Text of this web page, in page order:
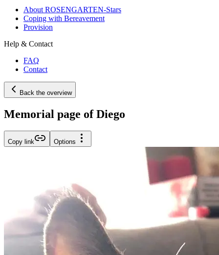
About ROSENGARTEN-Stars
Coping with Bereavement
Provision
Help & Contact
FAQ
Contact
Back the overview
Memorial page of Diego
Copy link Options